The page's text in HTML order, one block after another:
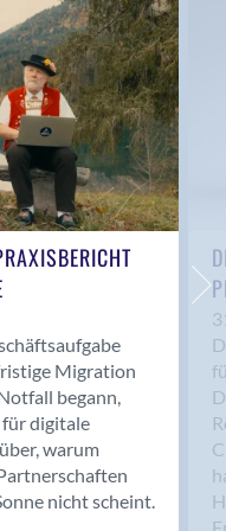
Migration
begann,
für digitale
warum
nicht scheint.